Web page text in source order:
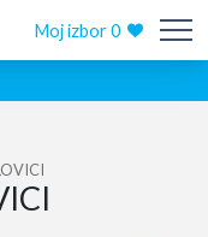
Moj izbor0